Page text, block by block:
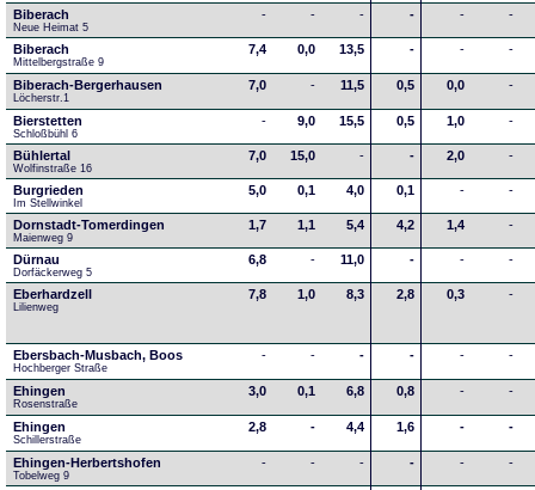
Biberach
Neue Heimat 5
- - - - - -
Biberach
Mittelbergstraße 9
7,4 0,0 13,5 - - -
Biberach-Bergerhausen
Löcherstr.1
7,0 - 11,5 0,5 0,0 -
Bierstetten
Schloßbühl 6
- 9,0 15,5 0,5 1,0 -
Bühlertal
Wolfinstraße 16
7,0 15,0 - - 2,0 -
Burgrieden
Im Stellwinkel
5,0 0,1 4,0 0,1 - -
Dornstadt-Tomerdingen
Maienweg 9
1,7 1,1 5,4 4,2 1,4 -
Dürnau
Dorfäckerweg 5
6,8 - 11,0 - - -
Eberhardzell
Lilienweg
7,8 1,0 8,3 2,8 0,3 -
Ebersbach-Musbach, Boos
Hochberger Straße
- - - - - -
Ehingen
Rosenstraße
3,0 0,1 6,8 0,8 - -
Ehingen
Schillerstraße
2,8 - 4,4 1,6 - -
Ehingen-Herbertshofen
Tobelweg 9
- - - - - -